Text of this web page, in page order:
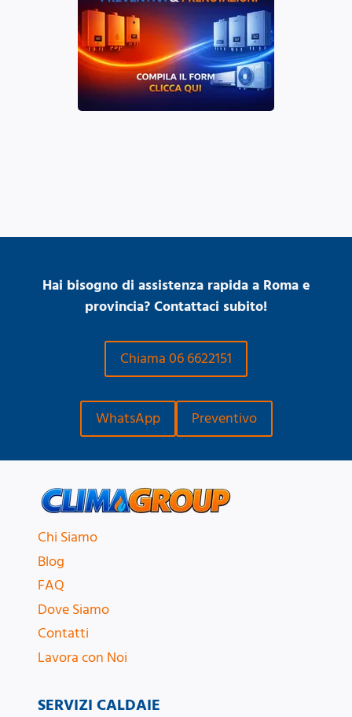
Hai bisogno di assistenza rapida a Roma e
provincia? Contattaci subito!
Chiama 06 6622151
WhatsApp Preventivo
Chi Siamo
Blog
FAQ
Dove Siamo
Contatti
Lavora con Noi
SERVIZI CALDAIE